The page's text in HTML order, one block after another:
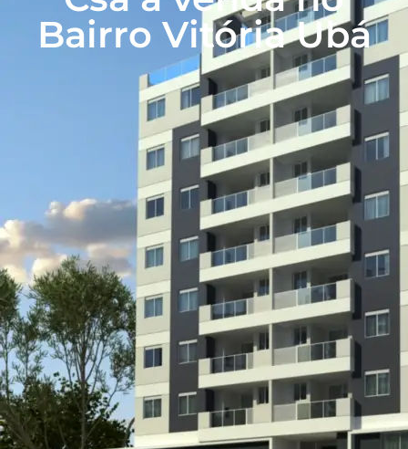
Bairro Vitória Ubá